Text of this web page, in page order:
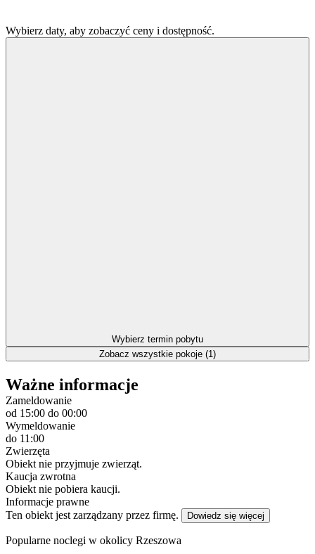
Wybierz daty, aby zobaczyć ceny i dostępność.
Wybierz termin pobytu
Zobacz wszystkie pokoje (1)
Ważne informacje
Zameldowanie
od 15:00 do 00:00
Wymeldowanie
do 11:00
Zwierzęta
Obiekt nie przyjmuje zwierząt.
Kaucja zwrotna
Obiekt nie pobiera kaucji.
Informacje prawne
Ten obiekt jest zarządzany przez firmę.
Dowiedz się więcej
Popularne noclegi w okolicy Rzeszowa